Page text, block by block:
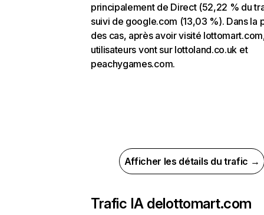
principalement de Direct (52,22 % du
suivi de google.com (13,03 %). Dans la
des cas, après avoir visité
utilisateurs vont sur lottoland.co.uk et
peachygames.com.
Afficher les détails du trafic →
Trafic IA delottomart.com